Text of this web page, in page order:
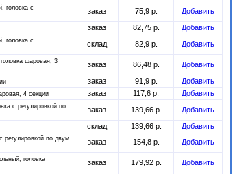
головка с
заказ 75,9 р.
Добавить
заказ 82,75 р.
Добавить
головка с
склад 82,9 р. Добавить
шаровая, 3
заказ 86,48 р.
Добавить
заказ 91,9 р.
Добавить
4 секции заказ 117,6 р.
Добавить
с регулировкой по
заказ 139,66 р.
Добавить
склад 139,66 р.
Добавить
регулировкой по двум
заказ 154,8 р. Добавить
головка
заказ 179,92 р.
Добавить